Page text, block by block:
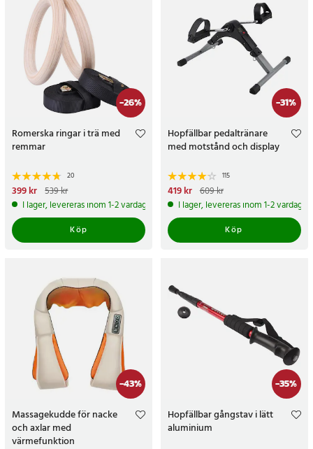
-26%
Romerska ringar i trä med
remmar
20
Nuvarande pris
pris:539 kr
399 kr 539 kr
I lager, levereras inom 1-2 vardagar
Köp
-31%
Hopfällbar pedaltränare
med motstånd och display
115
Nuvarande pris
pris:609 kr
419 kr 609 kr
I lager, levereras inom 1-2 vardagar
Köp
-43%
Massagekudde för nacke
och axlar med
värmefunktion
-35%
Hopfällbar gångstav i lätt
aluminium